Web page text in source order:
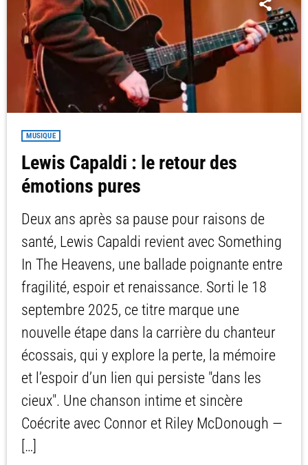
MUSIQUE
Lewis Capaldi : le retour des
émotions pures
Deux ans après sa pause pour raisons de
santé, Lewis Capaldi revient avec Something
In The Heavens, une ballade poignante entre
fragilité, espoir et renaissance. Sorti le 18
septembre 2025, ce titre marque une
nouvelle étape dans la carrière du chanteur
écossais, qui y explore la perte, la mémoire
et l’espoir d’un lien qui persiste "dans les
cieux". Une chanson intime et sincère
Coécrite avec Connor et Riley McDonough —
[…]